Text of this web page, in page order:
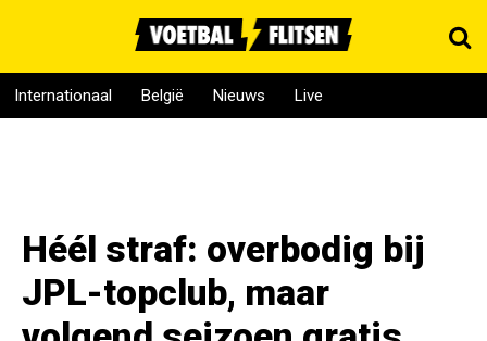
Internationaal België Nieuws Live
Héél straf: overbodig bij
JPL-topclub, maar